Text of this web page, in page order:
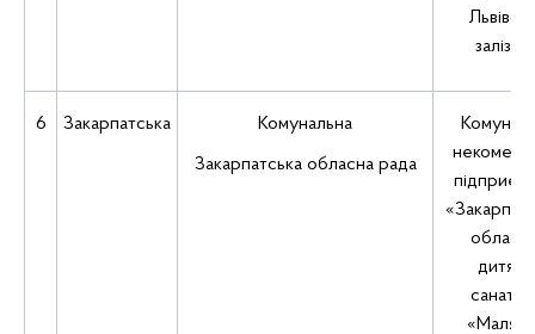
6 Закарпатська Комунальна
Закарпатська обласна рада